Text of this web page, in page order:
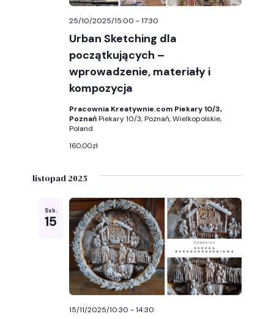
Urban Sketching dla
początkujących –
wprowadzenie, materiały i
kompozycja
25/10/2025/15:00 -17:30
Pracownia Kreatywnie.com Piekary 10/3,
PoznańPiekary 10/3, Poznań, Wielkopolskie,
Poland
160,00zł
listopad 2025
Sob.
15
15/11/2025/10:30 -14:30